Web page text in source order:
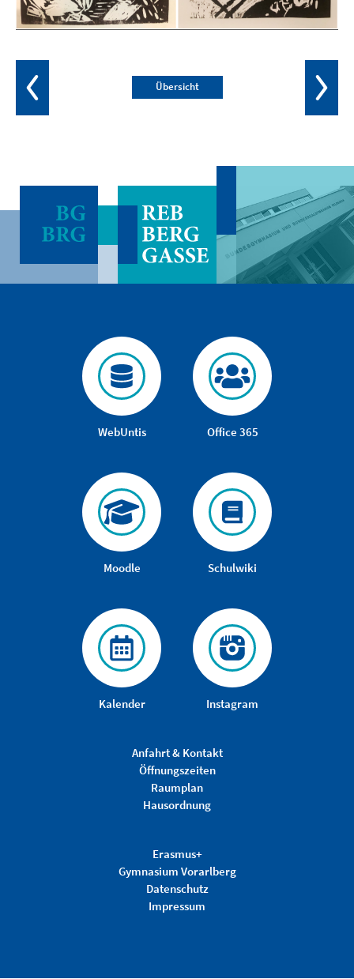
Übersicht
WebUntis Office 365
Moodle Schulwiki
Kalender Instagram
Anfahrt & Kontakt
Öffnungszeiten
Raumplan
Hausordnung
Erasmus+
Gymnasium Vorarlberg
Datenschutz
Impressum